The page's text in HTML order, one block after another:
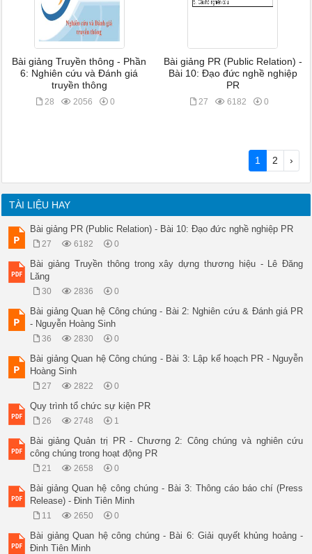
Bài giảng Truyền thông - Phần
6: Nghiên cứu và Đánh giá
truyền thông
28 2056 0
Bài giảng PR (Public Relation) -
Bài 10: Đạo đức nghề nghiệp
PR
27 6182 0
1 2 ›
TÀI LIỆU HAY
Bài giảng PR (Public Relation) - Bài 10: Đạo đức nghề nghiệp PR
27 6182 0
Bài giảng Truyền thông trong xây dựng thương hiệu - Lê Đăng
Lăng
30 2836 0
Bài giảng Quan hệ Công chúng - Bài 2: Nghiên cứu & Đánh giá PR
- Nguyễn Hoàng Sinh
36 2830 0
Bài giảng Quan hệ Công chúng - Bài 3: Lập kế hoạch PR - Nguyễn
Hoàng Sinh
27 2822 0
Quy trình tổ chức sự kiện PR
26 2748 1
Bài giảng Quản trị PR - Chương 2: Công chúng và nghiên cứu
công chúng trong hoạt động PR
21 2658 0
Bài giảng Quan hệ công chúng - Bài 3: Thông cáo báo chí (Press
Release) - Đinh Tiên Minh
11 2650 0
Bài giảng Quan hệ công chúng - Bài 6: Giải quyết khủng hoảng -
Đinh Tiên Minh